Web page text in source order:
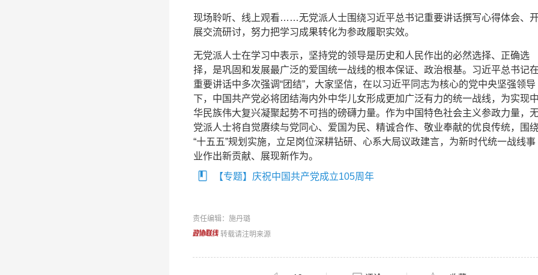
现场聆听、线上观看……无党派人士围绕习近平总书记重要讲话撰写心得体会、
展交流研讨，努力把学习成果转化为参政履职实效。
无党派人士在学习中表示，坚持党的领导是历史和人民作出的必然选择、正确选
择，是巩固和发展最广泛的爱国统一战线的根本保证、政治根基。习近平总书记在
重要讲话中多次强调“团结”，大家坚信，在以习近平同志为核心的党中央坚强领导
下，中国共产党必将团结海内外中华儿女形成更加广泛有力的统一战线，为实现中
华民族伟大复兴凝聚起势不可挡的磅礴力量。作为中国特色社会主义参政力量，
党派人士将自觉赓续与党同心、爱国为民、精诚合作、敬业奉献的优良传统，围绕
“十五五”规划实施，立足岗位深耕钻研、心系大局议政建言，为新时代统一战线事
业作出新贡献、展现新作为。
【专题】庆祝中国共产党成立105周年
责任编辑：施丹璐
转载请注明来源